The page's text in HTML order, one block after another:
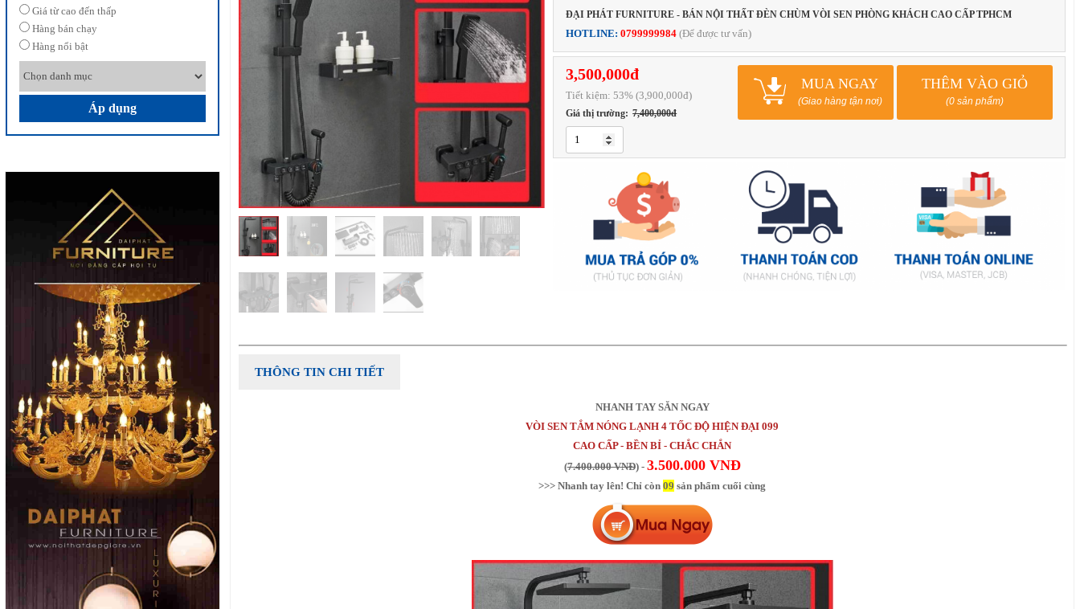
Giá từ cao đến thấp
Hàng bán chạy
Hàng nổi bật
Áp dụng
ĐẠI PHÁT FURNITURE - BÁN NỘI THẤT ĐÈN CHÙM VÒI SEN PHÒNG KHÁCH CAO CẤP TPHCM
HOTLINE:0799999984 (Để được tư vấn)
3,500,000đ
Tiết kiệm:53% (3,900,000đ)
Giá thị trường: 7,400,000đ
MUA NGAY
(Giao hàng tận nơi)
THÊM VÀO GIỎ
(0 sản phẩm)
THÔNG TIN CHI TIẾT
NHANH TAY SĂN NGAY
VÒI SEN TẮM NÓNG LẠNH 4 TỐC ĐỘ HIỆN ĐẠI 099
CAO CẤP - BỀN BỈ - CHẮC CHẮN
(7.400.000 VNĐ) - 3.500.000 VNĐ
>>> Nhanh tay lên! Chỉ còn09 sản phẩm cuối cùng